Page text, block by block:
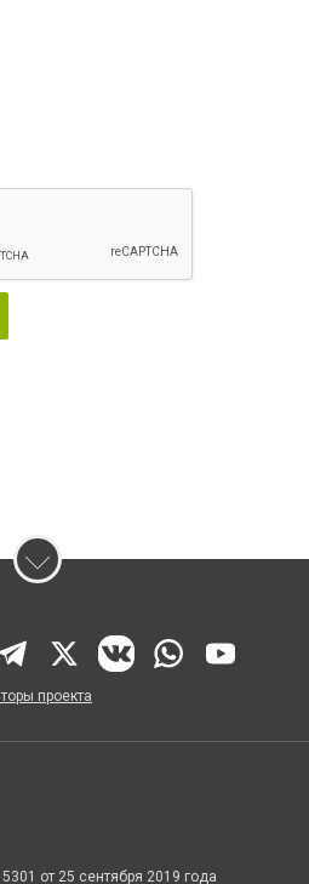
проекта
от 25 сентября 2019 года